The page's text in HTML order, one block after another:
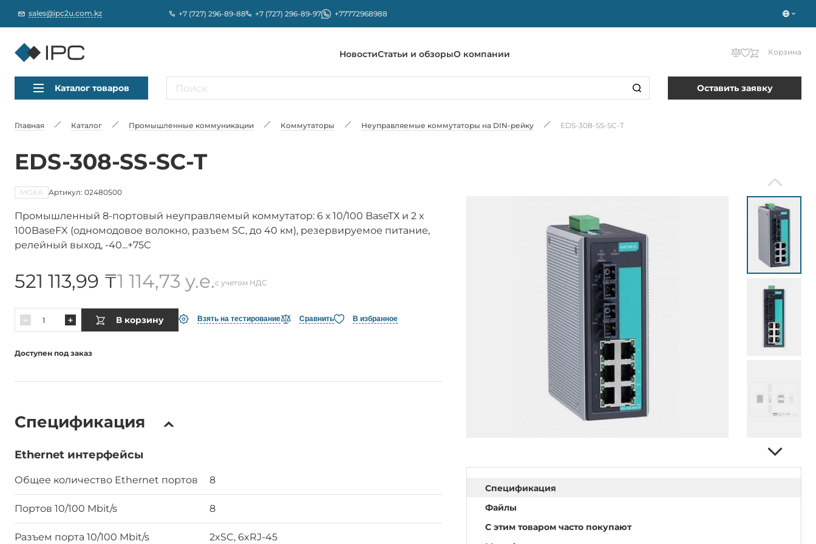
sales@ipc2u.com.kz +7 (727) 296-89-88 +7 (727) 296-89-97 +77772968988
НовостиСтатьи и обзорыО компании Корзина
Каталог товаров Оставить заявку
Главная Каталог Промышленные коммуникации Коммутаторы Неуправляемые коммутаторы на DIN-рейку EDS-308-SS-SC-T
EDS-308-SS-SC-T
MOXA Артикул: 02480500
Промышленный 8-портовый неуправляемый коммутатор: 6 х 10/100 BaseTХ и 2 х
100BaseFX (одномодовое волокно, разъем SC, до 40 км), резервируемое питание,
релейный выход, -40...+75С
521 113,99 ₸1 114,73 у.е.с учетом НДС
В корзину Взять на тестирование Сравнить В избранное
Доступен под заказ
Спецификация
Ethernet интерфейсы
Общее количество Ethernet портов 8
Портов 10/100 Mbit/s 8
Разъем порта 10/100 Mbit/s 2xSC, 6xRJ-45
Спецификация
Файлы
С этим товаром часто покупают